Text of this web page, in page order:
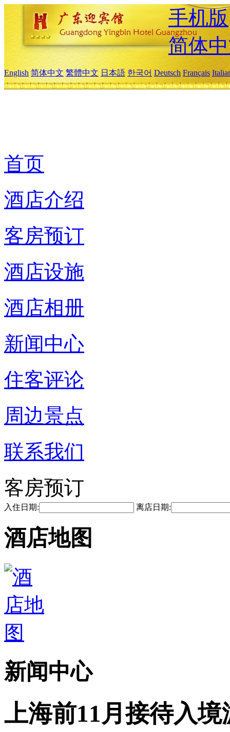
手机版
简体
English 简体中文 繁體中文 日本語 한국어 Deutsch Français
首页
酒店介绍
客房预订
酒店设施
酒店相册
新闻中心
住客评论
周边景点
联系我们
客房预订
入住日期: 离店日期:
酒店地图
新闻中心
上海前11月接待入